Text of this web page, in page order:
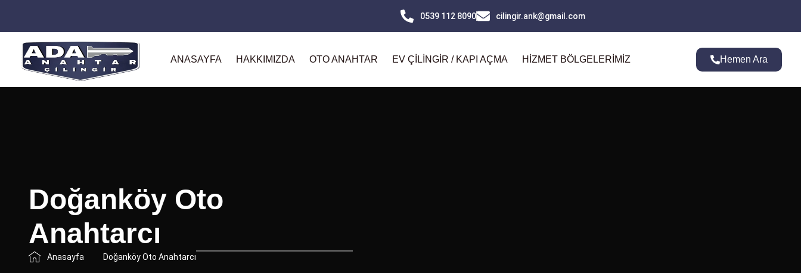
0539 112 8090 cilingir.ank@gmail.com
ANASAYFA HAKKIMIZDA OTO ANAHTAR EV ÇILINGIR / KAPI AÇMA HIZMET BÖLGELERIMIZ Hemen Ara
Doğanköy Oto
Anahtarcı
Anasayfa Doğanköy Oto Anahtarcı